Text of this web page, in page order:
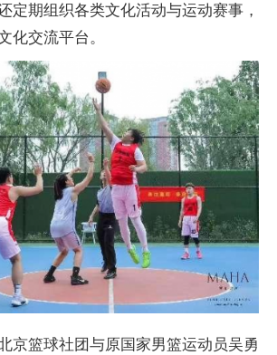
定期组织各类文化活动与运动赛事，
化交流平台。
京篮球社团与原国家男篮运动员吴勇